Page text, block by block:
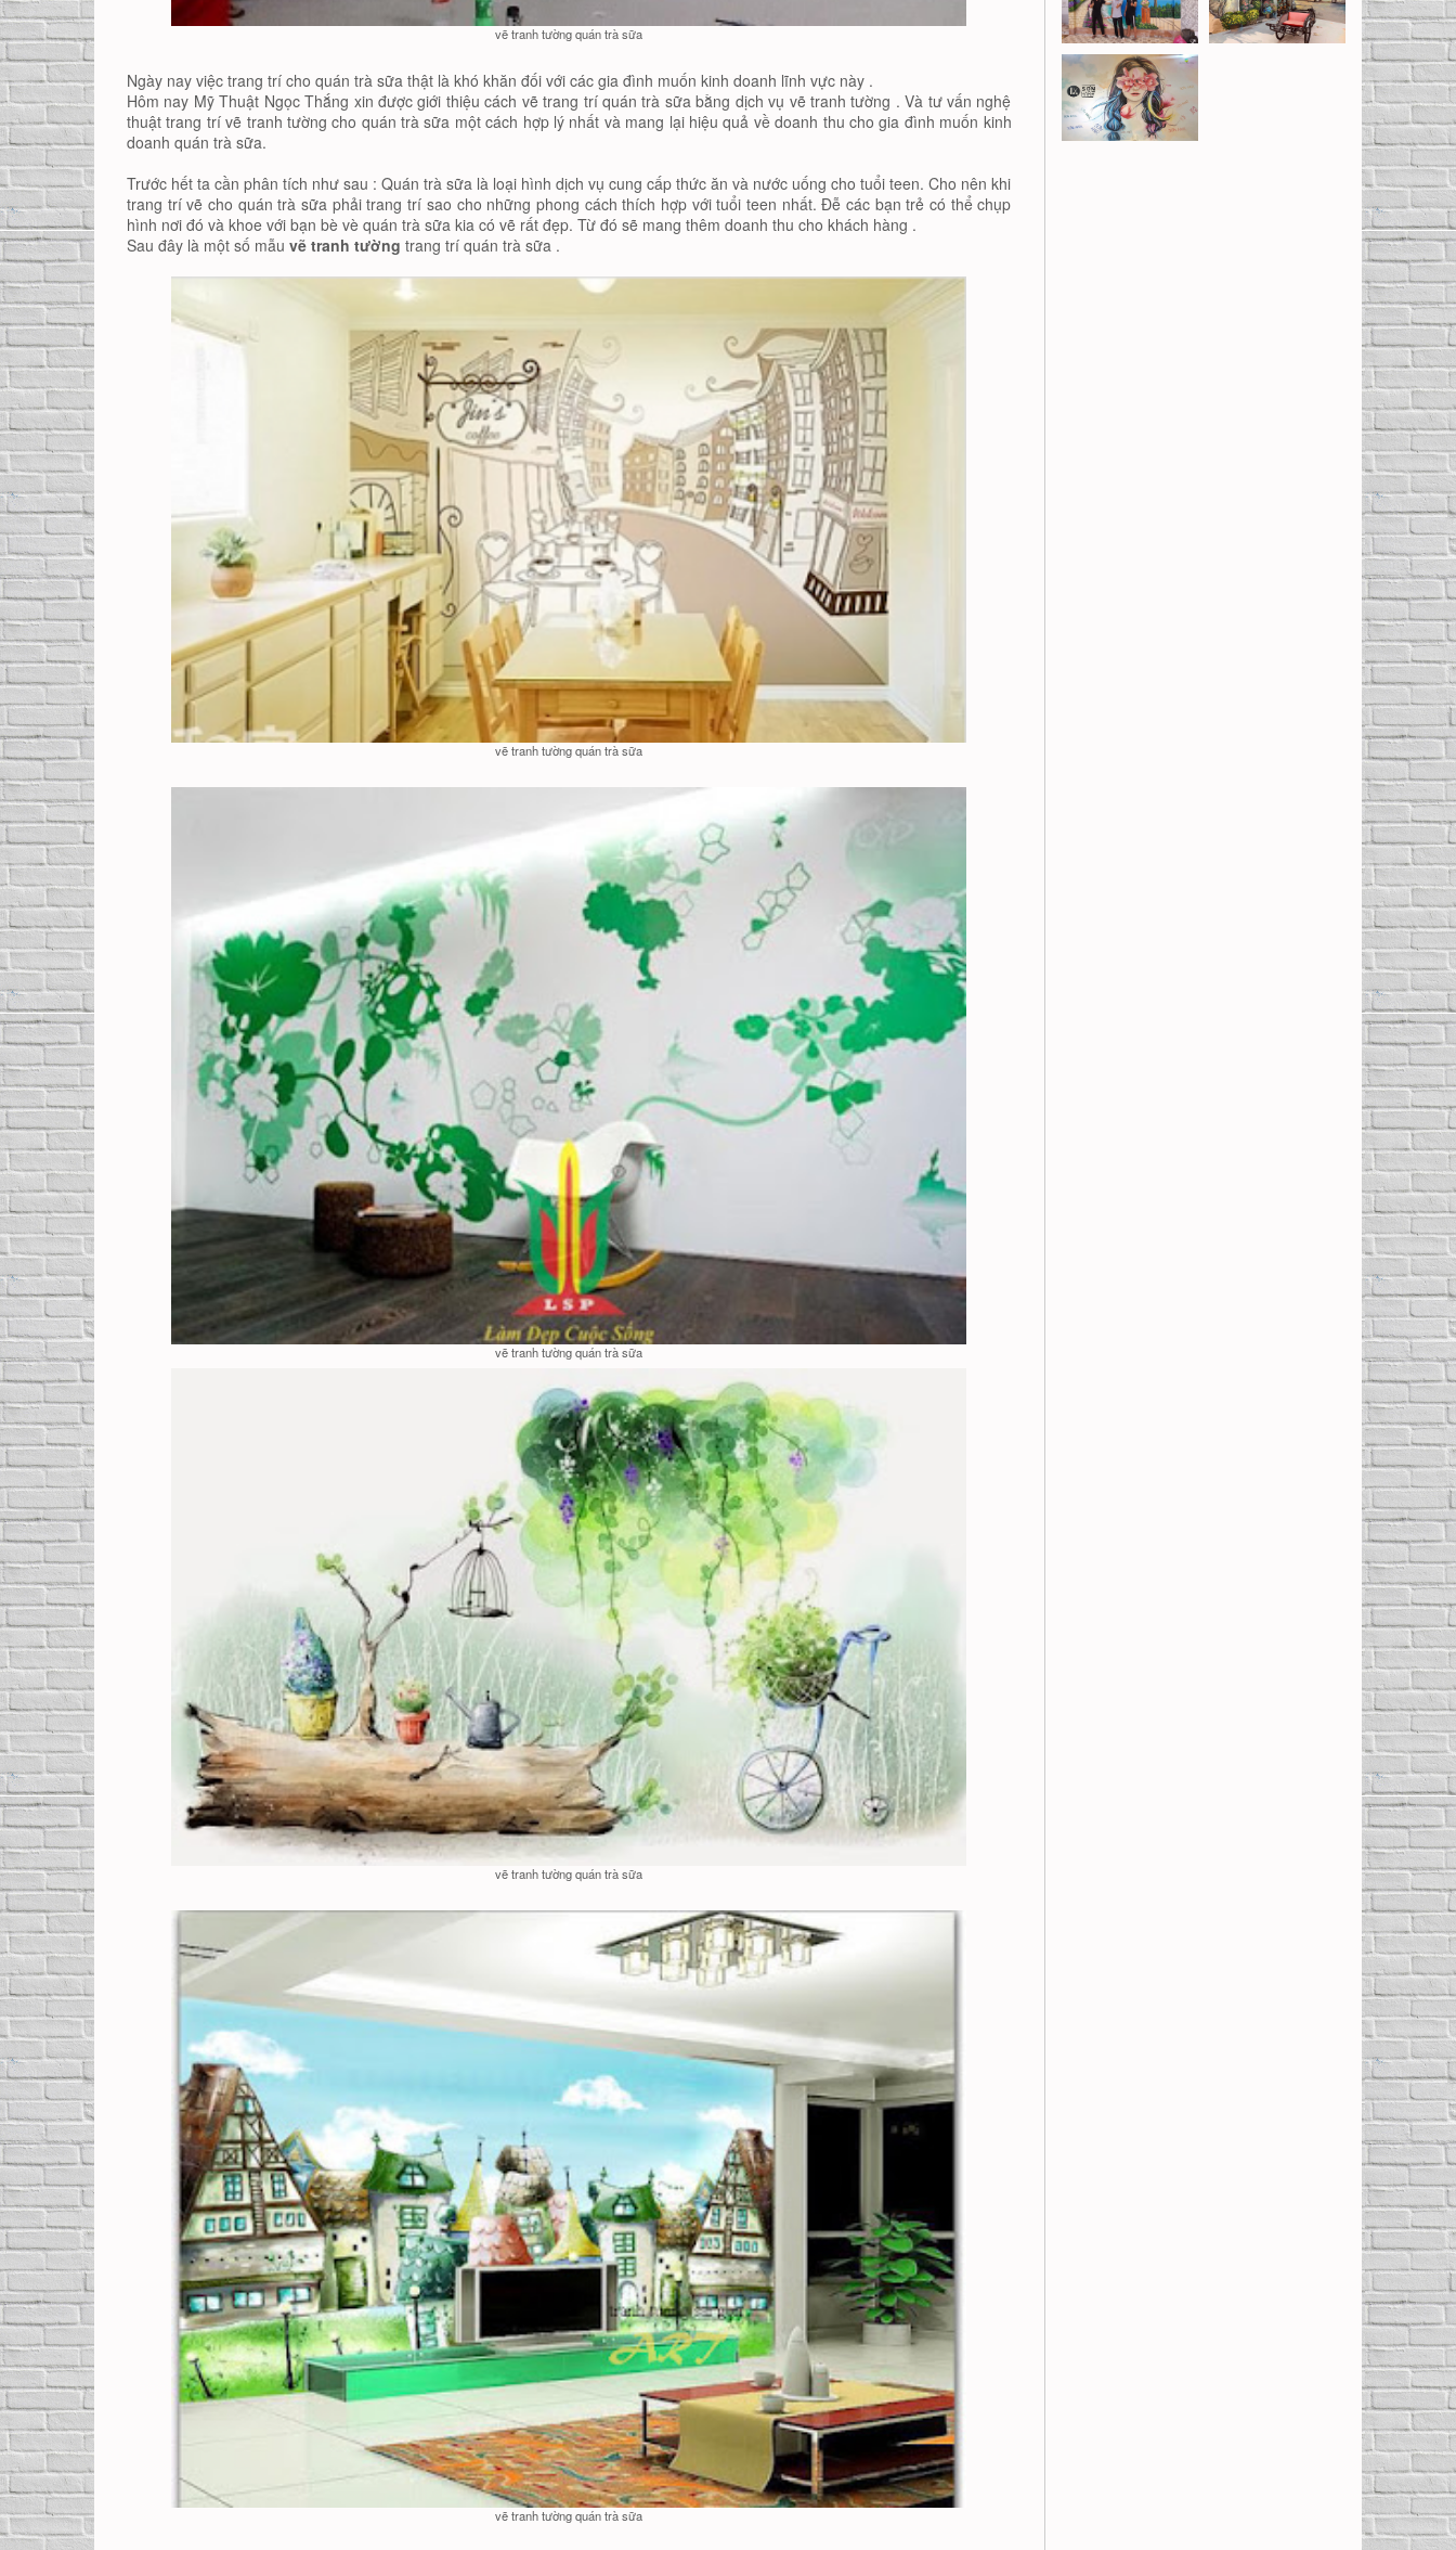
vẽ tranh tường quán trà sữa
Ngày nay việc trang trí cho quán trà sữa thật là khó khăn đối với các gia đình muốn kinh doanh lĩnh vực này .
Hôm nay Mỹ Thuật Ngọc Thắng xin được giới thiệu cách vẽ trang trí quán trà sữa bằng dịch vụ vẽ tranh tường . Và tư vấn nghệ
thuật trang trí vẽ tranh tường cho quán trà sữa một cách hợp lý nhất và mang lại hiệu quả về doanh thu cho gia đình muốn kinh
doanh quán trà sữa.
Trước hết ta cần phân tích như sau : Quán trà sữa là loại hình dịch vụ cung cấp thức ăn và nước uống cho tuổi teen. Cho nên khi
trang trí vẽ cho quán trà sữa phải trang trí sao cho những phong cách thích hợp với tuổi teen nhất. Đễ các bạn trẻ có thể chụp
hình nơi đó và khoe với bạn bè vè quán trà sữa kia có vẽ rất đẹp. Từ đó sẽ mang thêm doanh thu cho khách hàng .
Sau đây là một số mẫu vẽ tranh tường trang trí quán trà sữa .
vẽ tranh tường quán trà sữa
vẽ tranh tường quán trà sữa
vẽ tranh tường quán trà sữa
vẽ tranh tường quán trà sữa